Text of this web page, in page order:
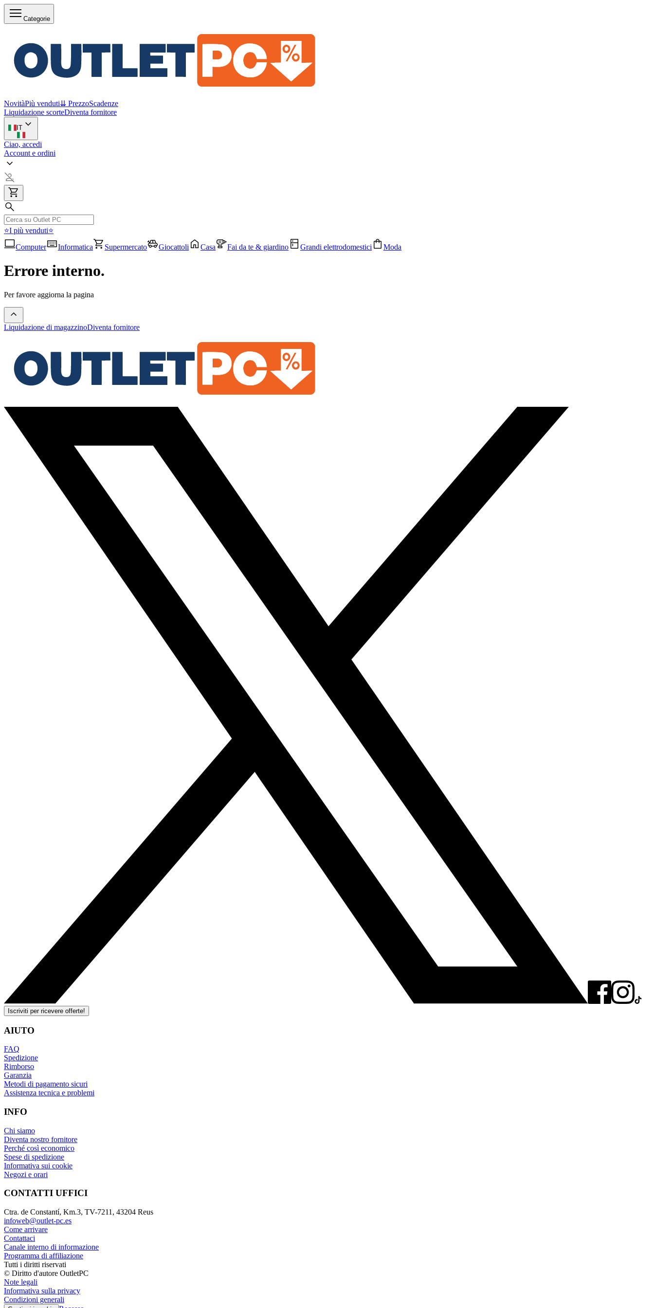
Categorie
NovitàPiù venduti⇊ PrezzoScadenze
Liquidazione scorteDiventa fornitore
IT
Ciao, accedi
Account e ordini
⭐I più venduti⭐
Computer
Informatica Supermercato Giocattoli Casa Fai da te & giardino Grandi elettrodomestici Moda
Errore interno.
Per favore aggiorna la pagina
Liquidazione di magazzinoDiventa fornitore
Iscriviti per ricevere offerte!
AIUTO
FAQ
Spedizione
Rimborso
Garanzia
Metodi di pagamento sicuri
Assistenza tecnica e problemi
INFO
Chi siamo
Diventa nostro fornitore
Perché così economico
Spese di spedizione
Informativa sui cookie
Negozi e orari
CONTATTI UFFICI
Ctra. de Constantí, Km.3, TV-7211, 43204 Reus
infoweb@outlet-pc.es
Come arrivare
Contattaci
Canale interno di informazione
Programma di affiliazione
Tutti i diritti riservati
© Diritto d'autore OutletPC
Note legali
Informativa sulla privacy
Condizioni generali